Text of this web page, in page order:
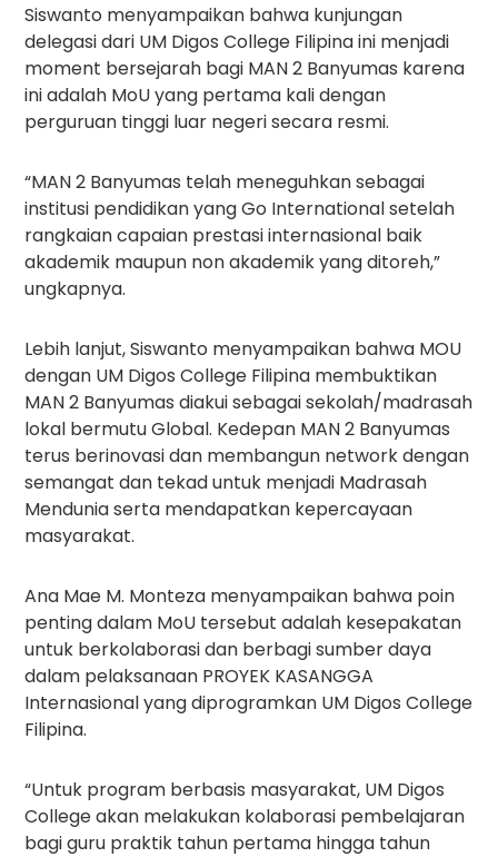
Siswanto menyampaikan bahwa kunjungan
delegasi dari UM Digos College Filipina ini menjadi
moment bersejarah bagi MAN 2 Banyumas karena
ini adalah MoU yang pertama kali dengan
perguruan tinggi luar negeri secara resmi.
“MAN 2 Banyumas telah meneguhkan sebagai
institusi pendidikan yang Go International setelah
rangkaian capaian prestasi internasional baik
akademik maupun non akademik yang ditoreh,”
ungkapnya.
Lebih lanjut, Siswanto menyampaikan bahwa MOU
dengan UM Digos College Filipina membuktikan
MAN 2 Banyumas diakui sebagai sekolah/madrasah
lokal bermutu Global. Kedepan MAN 2 Banyumas
terus berinovasi dan membangun network dengan
semangat dan tekad untuk menjadi Madrasah
Mendunia serta mendapatkan kepercayaan
masyarakat.
Ana Mae M. Monteza menyampaikan bahwa poin
penting dalam MoU tersebut adalah kesepakatan
untuk berkolaborasi dan berbagi sumber daya
dalam pelaksanaan PROYEK KASANGGA
Internasional yang diprogramkan UM Digos College
Filipina.
“Untuk program berbasis masyarakat, UM Digos
College akan melakukan kolaborasi pembelajaran
bagi guru praktik tahun pertama hingga tahun